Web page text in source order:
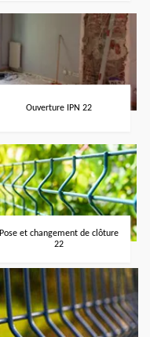
Ouverture IPN 22
Pose et changement de clôture
22